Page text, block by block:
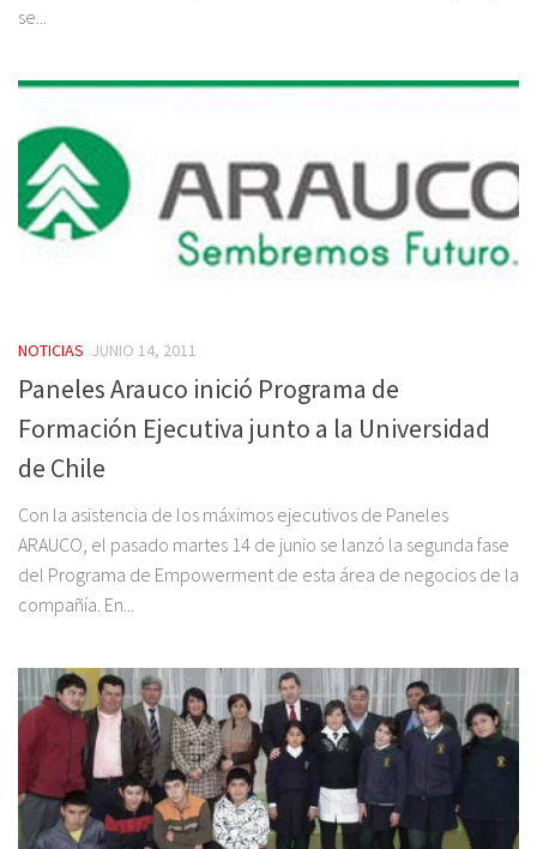
se...
NOTICIAS JUNIO 14, 2011
Paneles Arauco inició Programa de
Formación Ejecutiva junto a la Universidad
de Chile
Con la asistencia de los máximos ejecutivos de Paneles
ARAUCO, el pasado martes 14 de junio se lanzó la segunda fase
del Programa de Empowerment de esta área de negocios de la
compañía. En...